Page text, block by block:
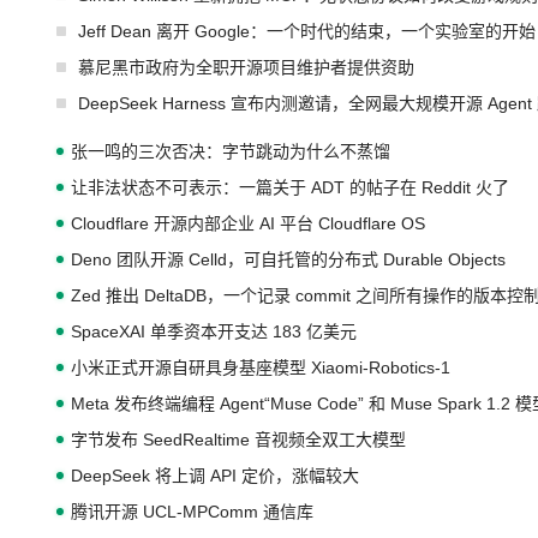
Jeff Dean 离开 Google：一个时代的结束，一个实验室的开始
慕尼黑市政府为全职开源项目维护者提供资助
DeepSeek Harness 宣布内测邀请，全网最大规模开源 Agent
张一鸣的三次否决：字节跳动为什么不蒸馏
让非法状态不可表示：一篇关于 ADT 的帖子在 Reddit 火了
Cloudflare 开源内部企业 AI 平台 Cloudflare OS
Deno 团队开源 Celld，可自托管的分布式 Durable Objects
Zed 推出 DeltaDB，一个记录 commit 之间所有操作的版本控
SpaceXAI 单季资本开支达 183 亿美元
小米正式开源自研具身基座模型 Xiaomi-Robotics-1
Meta 发布终端编程 Agent“Muse Code” 和 Muse Spark 1.2 模
字节发布 SeedRealtime 音视频全双工大模型
DeepSeek 将上调 API 定价，涨幅较大
腾讯开源 UCL-MPComm 通信库